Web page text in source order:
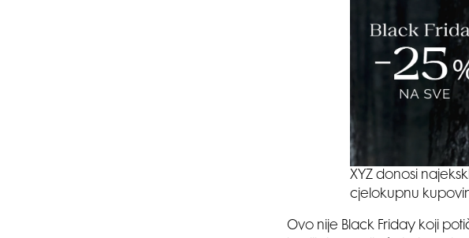
XYZ donosi
cjelokupnu
Ovo nije Black Friday koji